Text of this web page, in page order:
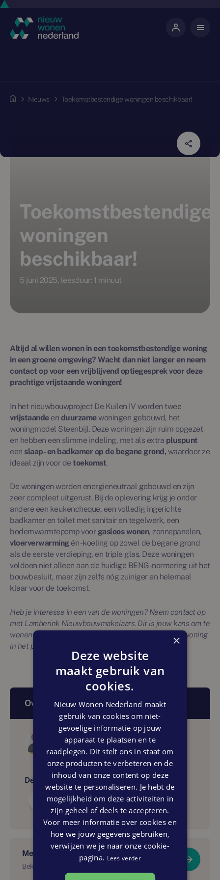
Nieuws Toekomstbestendige woningen beschikbaar!
Toekomstbestendige
woningen
beschikbaar!
5 juni 2025, leesduur: 1 minuut
Altijd al willen wonen in een toekomstbestendige woning
in een groene omgeving? Wacht dan niet langer en neem
contact op voor een vrijblijvend optiegesprek voor deze
prachtige vrijstaande woningen!
In het nieuwbouwproject De Kuilen IV worden twee
vrijstaande en duurzamewoningen gebouwd, het
woningmodel Steenbijl. Deze woningen zijn ruim opgezet
en hebben een slimme indeling, met als extra pluspunt
een slaap- en badkamer op de begane grond, waardoor ze
ideaal zijn voor de toekomst.
De woningen worden energieneutraal gebouwd en zijn
zeer compleet uitgerust. Bij de oplevering krijg je onder
andere een keukencheque, een volledig ingerichte
badkamer en toilet met sanitair en tegelwerk, een
bodemwarmtepomp voor gasloos wonen, zonnepanelen,
vloerverwarming én -koeling op zowel de begane grond
als de eerste verdieping, en triple glas. Deze woningen
voldoen niet alleen aan de huidige BENG-normering uit het
bouwbesluit, maar zijn zelfs nóg zuiniger en helemaal
klaar voor de toekomst.
Heb je interesse in een van de woningen? Neem contact op
met Lamberink Nieuwbouwmakelaars. Dit is jouw kans om te
wonen in een energieneutrale, toekomstbestendige woning
in het prachtige Bruchterveld!
Over dit artikel
Auteur
Lamberink Nieuwbouwmakelaars
Delen:
Meer over dit project?
Bekijk De Kuilen IV Bruchterveld
×
Deze website
maakt gebruik van
cookies.
Nieuw Wonen Nederland maakt
gebruik van cookies om niet-
gevoelige informatie op jouw
apparaat te plaatsen en te
raadplegen. Dit stelt ons in staat om
onze producten te verbeteren en de
inhoud van onze content op deze
website te personaliseren. Je hebt de
mogelijkheid om deze activiteiten in
zijn geheel of deels te accepteren.
Voor meer informatie over cookies en
hoe we jouw gegevens gebruiken,
verwijzen we je naar onze cookie-
pagina. Lees verder